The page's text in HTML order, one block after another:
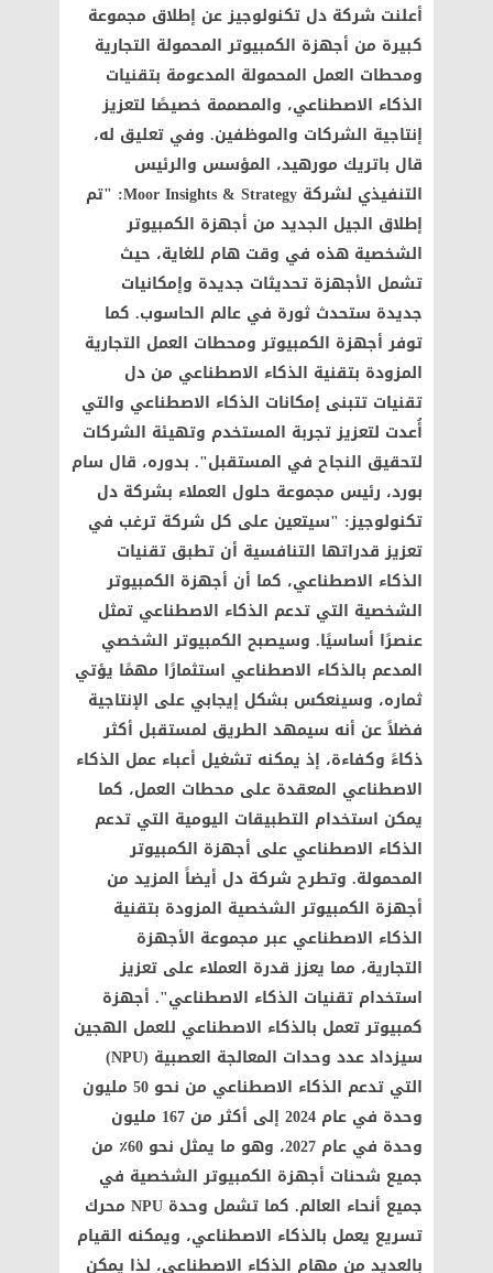
أعلنت شركة دل تكنولوجيز عن إطلاق مجموعة
كبيرة من أجهزة الكمبيوتر المحمولة التجارية
ومحطات العمل المحمولة المدعومة بتقنيات
الذكاء الاصطناعي، والمصممة خصيصًا لتعزيز
إنتاجية الشركات والموظفين. وفي تعليق له،
قال باتريك مورهيد، المؤسس والرئيس
التنفيذي لشركة Moor Insights & Strategy: "تم
إطلاق الجيل الجديد من أجهزة الكمبيوتر
الشخصية هذه في وقت هام للغاية، حيث
تشمل الأجهزة تحديثات جديدة وإمكانيات
جديدة ستحدث ثورة في عالم الحاسوب. كما
توفر أجهزة الكمبيوتر ومحطات العمل التجارية
المزودة بتقنية الذكاء الاصطناعي من دل
تقنيات تتبنى إمكانات الذكاء الاصطناعي والتي
أُعدت لتعزيز تجربة المستخدم وتهيئة الشركات
لتحقيق النجاح في المستقبل". بدوره، قال سام
بورد، رئيس مجموعة حلول العملاء بشركة دل
تكنولوجيز: "سيتعين على كل شركة ترغب في
تعزيز قدراتها التنافسية أن تطبق تقنيات
الذكاء الاصطناعي، كما أن أجهزة الكمبيوتر
الشخصية التي تدعم الذكاء الاصطناعي تمثل
عنصرًا أساسيًا. وسيصبح الكمبيوتر الشخصي
المدعم بالذكاء الاصطناعي استثمارًا مهمًا يؤتي
ثماره، وسينعكس بشكل إيجابي على الإنتاجية
فضلاً عن أنه سيمهد الطريق لمستقبل أكثر
ذكاءً وكفاءة، إذ يمكنه تشغيل أعباء عمل الذكاء
الاصطناعي المعقدة على محطات العمل، كما
يمكن استخدام التطبيقات اليومية التي تدعم
الذكاء الاصطناعي على أجهزة الكمبيوتر
المحمولة. وتطرح شركة دل أيضاً المزيد من
أجهزة الكمبيوتر الشخصية المزودة بتقنية
الذكاء الاصطناعي عبر مجموعة الأجهزة
التجارية، مما يعزز قدرة العملاء على تعزيز
استخدام تقنيات الذكاء الاصطناعي". أجهزة
كمبيوتر تعمل بالذكاء الاصطناعي للعمل الهجين
سيزداد عدد وحدات المعالجة العصبية (NPU)
التي تدعم الذكاء الاصطناعي من نحو 50 مليون
وحدة في عام 2024 إلى أكثر من 167 مليون
وحدة في عام 2027، وهو ما يمثل نحو 60٪ من
جميع شحنات أجهزة الكمبيوتر الشخصية في
جميع أنحاء العالم. كما تشمل وحدة NPU محرك
تسريع يعمل بالذكاء الاصطناعي، ويمكنه القيام
بالعديد من مهام الذكاء الاصطناعي، لذا يمكن